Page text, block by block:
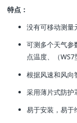
特点：
没有可移动测量
可测多个天气参
点温度、（WS7
根据风速和风向
采用薄片式防护
易于安装，易于